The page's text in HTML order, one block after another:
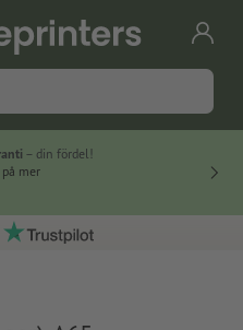
– din fördel!
mer